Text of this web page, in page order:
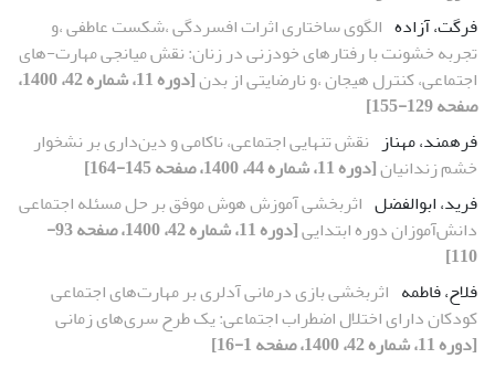
فرگت، آزاده الگوی ساختاری اثرات افسردگی ،شکست عاطفی ،و
تجربه خشونت با رفتارهای خودزنی در زنان: نقش میانجی مهارت-های
اجتماعی، کنترل هیجان ،و نارضایتی از بدن
[دوره 11، شماره 42، 1400،
صفحه 129-155]
فرهمند، مهناز نقش تنهایی اجتماعی، ناکامی و دین‌داری بر نشخوار
خشم زندانیان[دوره 11، شماره 44، 1400، صفحه 145-164]
فرید، ابوالفضل اثربخشی آموزش هوش موفق بر حل مسئله اجتماعی
دانش‌آموزان دوره ابتدایی
[دوره 11، شماره 42، 1400، صفحه 93-
110]
فلاح، فاطمه اثربخشی بازی درمانی آدلری بر مهارت‌های اجتماعی
کودکان دارای اختلال اضطراب اجتماعی: یک طرح سری‌های زمانی
[دوره 11، شماره 42، 1400، صفحه 1-16]